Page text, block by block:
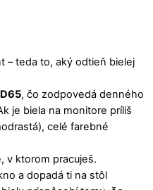
– teda to, aký odtieň bielej
D65, čo zodpovedá denného
je biela na monitore príliš
celé farebné
v ktorom pracuješ.
a dopadá ti na stôl